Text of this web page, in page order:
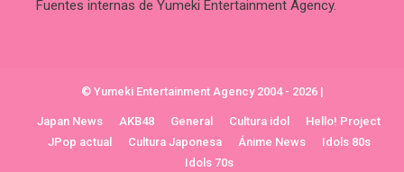
Fuentes internas de Yumeki Entertainment Agency.
© Yumeki Entertainment Agency 2004 - 2026 |
Japan News AKB48 General Cultura idol
Hello! Project
JPop actual
Cultura Japonesa Ánime News
Idols 80s
Idols 70s